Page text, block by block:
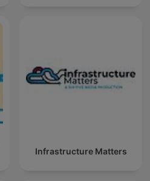
Infrastructure Matters